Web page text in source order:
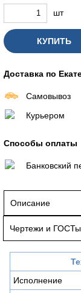
шт
КУПИТЬ
Доставка по
Самовывоз
Курьером
Способы оплаты
Банковский
Описание
Чертежи и ГОСТы
Исполнение